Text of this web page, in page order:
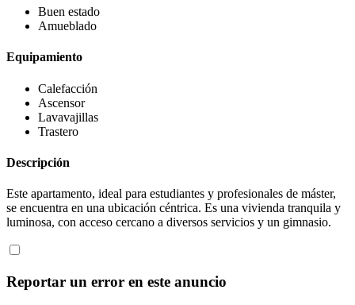
Buen estado
Amueblado
Equipamiento
Calefacción
Ascensor
Lavavajillas
Trastero
Descripción
Este apartamento, ideal para estudiantes y profesionales de máster,
se encuentra en una ubicación céntrica. Es una vivienda tranquila y
luminosa, con acceso cercano a diversos servicios y un gimnasio.
Reportar un error en este anuncio